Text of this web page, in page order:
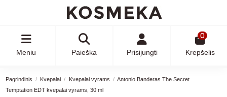
Meniu Paieška Prisijungti
0
Krepšelis
Pagrindinis Kvepalai Kvepalai vyrams
Antonio Banderas The Secret
Temptation EDT kvepalai vyrams, 30 ml